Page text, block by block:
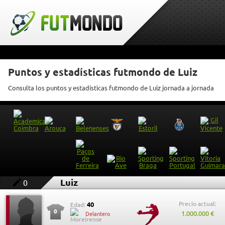
Puntos y estadísticas futmondo de Luiz
Consulta los puntos y estadísticas futmondo de Luiz jornada a jornada
0 Luiz
0
Edad: 40
Delantero
Precio actual:
1.000.000 €